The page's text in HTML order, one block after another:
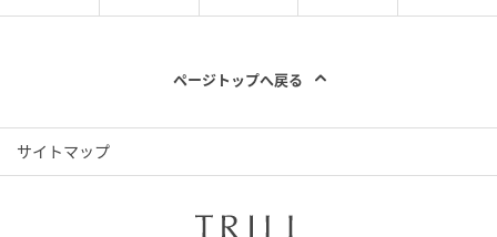
ページトップへ戻る
サイトマップ